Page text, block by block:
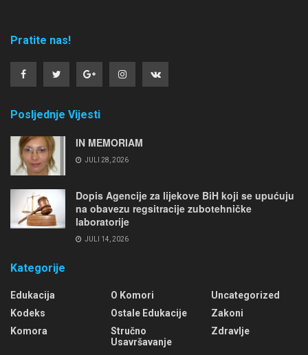
Pratite nas!
Posljednje Vijesti
IN MEMORIAM
JULI 28, 2026
Dopis Agencije za lijekove BiH koji se upućuju
na obavezu regsitracije zubotehničke
laboratorije
JULI 14, 2026
Kategorije
Edukacija
Kodeks
Komora
O Komori
Ostale Edukacije
Stručno
Usavršavanje
Uncategorized
Zakoni
Zdravlje